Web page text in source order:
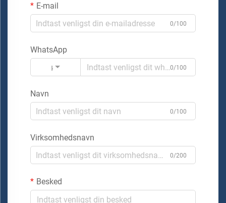
E-mail
0/100
WhatsApp
Kode
0/100
Navn
0/100
Virksomhedsnavn
0/200
Besked